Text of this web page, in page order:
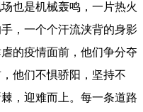
也是机械轰鸣，一片热火
，一个个汗流浃背的身影
的疫情面前，他们争分夺
他们不惧骄阳，坚持不
，迎难而上。每一条道路